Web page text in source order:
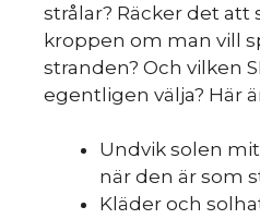
strålar? Räcker det att
kroppen om man vill
stranden? Och vilken
egentligen välja? Här
Undvik solen
när den är som
Kläder och